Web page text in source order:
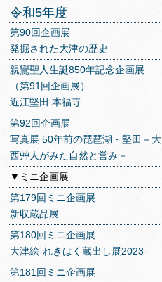
令和5年度
第90回企画展
発掘された大津の歴史
親鸞聖人生誕850年記念企画展
（第91回企画展）
近江堅田 本福寺
第92回企画展
写真展 50年前の琵琶湖・堅田－大
西艸人がみた自然と営み－
▼ミニ企画展
第179回ミニ企画展
新収蔵品展
第180回ミニ企画展
大津絵-れきはく蔵出し展2023-
第181回ミニ企画展